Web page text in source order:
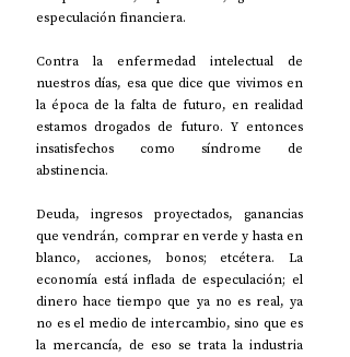
especulación financiera.
Contra la enfermedad intelectual de
nuestros días, esa que dice que vivimos en
la época de la falta de futuro, en realidad
estamos drogados de futuro. Y entonces
insatisfechos como síndrome de
abstinencia.
Deuda, ingresos proyectados, ganancias
que vendrán, comprar en verde y hasta en
blanco, acciones, bonos; etcétera. La
economía está inflada de especulación; el
dinero hace tiempo que ya no es real, ya
no es el medio de intercambio, sino que es
la mercancía, de eso se trata la industria